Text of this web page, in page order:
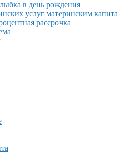
в день рождения
услуг материнским
рассрочка